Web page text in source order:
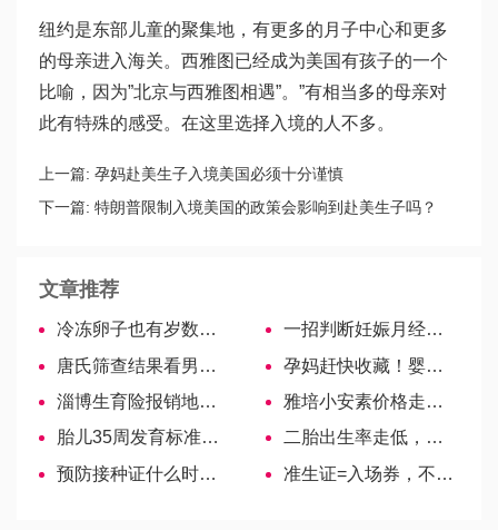
纽约是东部儿童的聚集地，有更多的月子中心和更多
的母亲进入海关。西雅图已经成为美国有孩子的一个
比喻，因为”北京与西雅图相遇”。”有相当多的母亲对
此有特殊的感受。在这里选择入境的人不多。
上一篇: 孕妈赴美生子入境美国必须十分谨慎
下一篇: 特朗普限制入境美国的政策会影响到赴美生子吗？
文章推荐
冷冻卵子也有岁数限制！最佳年龄需注意！
一招判断妊娠月经的症状，痛经、例假少发黑均不在内
唐氏筛查结果看男女不科学！带你一探究竟！
孕妈赶快收藏！婴儿床上用品大全!
淄博生育险报销地址一览，孕妈赶快收藏！
雅培小安素价格走势详解，不同版本不同平台差别大！
胎儿35周发育标准参考，双顶径、股骨长都有相应尺寸
二胎出生率走低，首尔人口32年来首次跌破千万
预防接种证什么时候办？一文告诉你
准生证=入场券，不办理影响上户口